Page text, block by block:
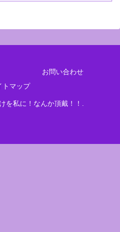
お問い合わせ
トマップ
を私に！なんか頂戴！！.